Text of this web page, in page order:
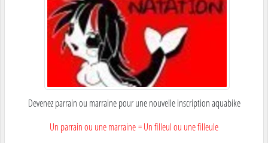
Devenez parrain ou marraine pour une nouvelle inscription aquabike
Un parrain ou une marraine = Un filleul ou une filleule